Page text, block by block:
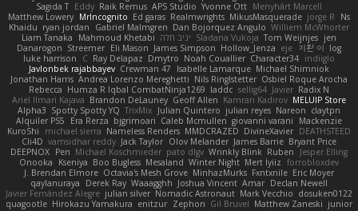
Sagida T Eddy Raik Remus APS Studio Yvonne Ott Menyhárt Marcell
Matthew Lowery MrIncognito Ed garas Realmwrights MikusMasquerade jorge R
Ns
Khaidu ryan jordan Gabriel Malmgren Dan Bojorquez Angulo Williem McWhorter
Liam Tanaka
Mahmoud Khetabi יניב חלה Sladana Vukoja Tom Weijnjes jen
Danarogon Streemer Eli Mason James Simpson Hollow_Jenza eje 지환 이 log
luke harrison
C Ray Delapaz Dmytro Noah Couallier Character34 indiiglo
Javlonbek rajabbayev Crewman 47 Isabelle Lamarque Michael Shimniok
Jonathan Harris Andrea Lorenzo Mereghetti Nils Ringlstetter Osbiel Roque Arocha
Rebecca Humza R Iqbal CombatNinja1269 laddc sellig64 Javier Radix N
Ariel Ilmari Kajava Brandon DeLauney Geoff Allen Kamran Kadirov MELUIP Store
Alpha3 Spotty Spotty YQ TrixMix Julian Quintero julian reyes Nareon claytpn
Alquiler PS5
Era Rerza bjgrimoari Caleb Mcmullen giovanni varani
Mackenzie
KuroShi
michael sierra Nameless Renders MMDCRAZED DivineXavier DEATHSTEED
Cli4D vamsidhar reddy Jack Taylor Olov Melander James Barrie Bryant Price
DEEPNOX Pen Michael Koschmieder pato dlgv Wrinkly Blink Ruben
Jesper Elling
Onooka
Kseniya Boo Bugless Mesaland Winter Night Mert İyiiz forrobloxdev
J. Brendan Elmore Octavia's Mesh Grove MinhazMurks Fxntxnile Eric Moyer
qaylanuraya
Derek Ray Waaagghh Joshua Vincent Amar Declan Newell
Javier Fernández Alegre julian silver Nomadic Astronaut Mark Vecchio dosuken0122
quagootle Hirokazu Yamakura enitzur Zephon Gil Bruvel Matthew Zaneski junior